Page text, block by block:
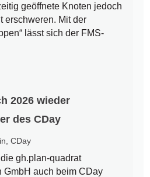
geöffnete Knoten jedoch
erschweren. Mit der
lässt sich der FMS-
2026 wieder
des CDay
,CDay
gh.plan-quadrat
GmbH auch beim CDay